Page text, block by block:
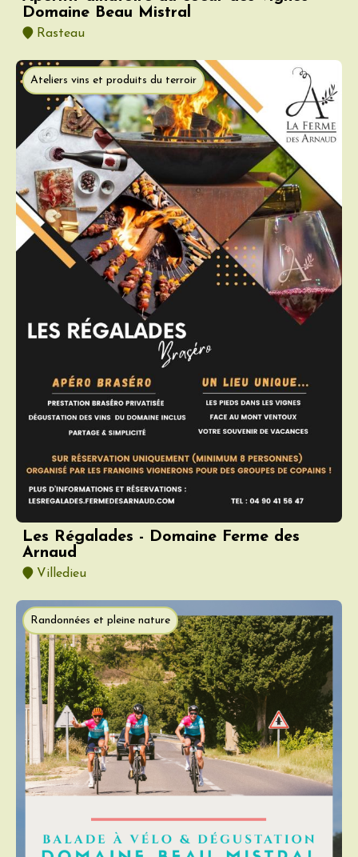
Domaine Beau Mistral
Rasteau
Ateliers vins et produits du terroir
Les Régalades - Domaine Ferme des
Arnaud
Villedieu
Randonnées et pleine nature